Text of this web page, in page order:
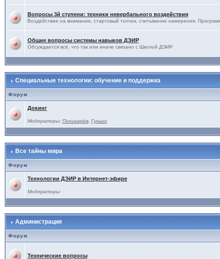
Вопросы 3й ступени: техники невербального воздействия
Воздействие на внимание, стартовый толчок, считывание намерения.
Общие вопросы системы навыков ДЭИР
Обсуждается всё, что так или иначе связано с Школой ДЭИР
Специальные технологии: обучение и поддержка
Форум
Докинг
Модераторы: Поникарёв, Гунько
Все тайны мира
Форум
Технологии ДЭИР в Интернет-эфире
Модераторы:
Администрация
Форум
Технические вопросы